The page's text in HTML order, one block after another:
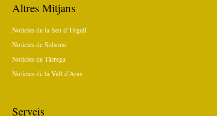
Altres Mitjans
Notícies de la Seu d’Urgell
Notícies de Solsona
Notícies de Tàrrega
Notícies de la Vall d’Aran
Serveis